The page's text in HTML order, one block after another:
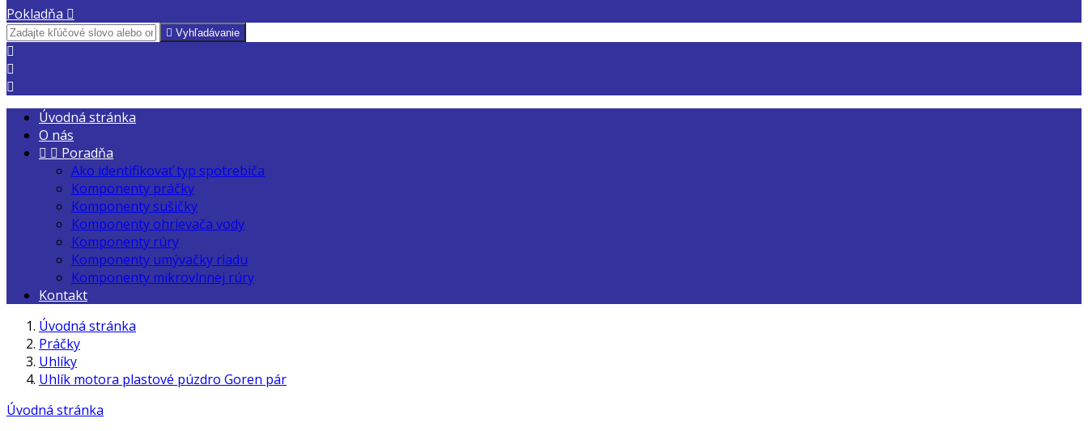
Pokladňa 
 Vyhľadávanie



Úvodná stránka
O nás
  Poradňa
Ako identifikovať typ spotrebiča
Komponenty práčky
Komponenty sušičky
Komponenty ohrievača vody
Komponenty rúry
Komponenty umývačky riadu
Komponenty mikrovlnnej rúry
Kontakt
Úvodná stránka
Práčky
Uhlíky
Uhlík motora plastové púzdro Goren pár
Úvodná stránka